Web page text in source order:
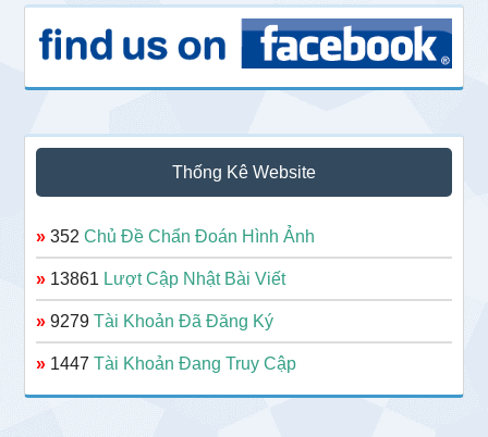
Thống Kê Website
» 352Chủ Đề Chẩn Đoán Hình Ảnh
» 13861 Lượt Cập Nhật Bài Viết
» 9279Tài Khoản Đã Đăng Ký
» 1447Tài Khoản Đang Truy Cập